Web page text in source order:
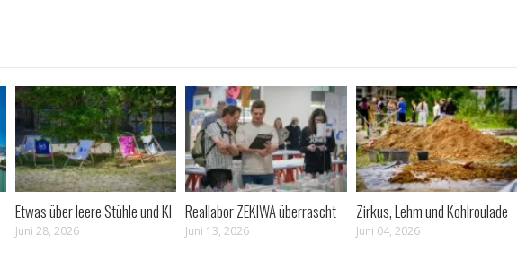
Etwas über leere Stühle und KI
Juni 28, 2026
Reallabor ZEKIWA überrascht
Juni 13, 2026
Zirkus, Lehm und Kohlroulade
Juni 04, 2026